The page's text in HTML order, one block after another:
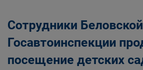
Сотрудники Беловской
Госавтоинспекции
посещение детских